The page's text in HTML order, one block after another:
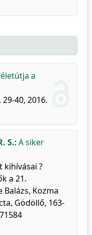
a
29-40, 2016.
S.: A siker
kihívásai ?
a 21.
Balázs, Kozma
Gödöllő, 163-